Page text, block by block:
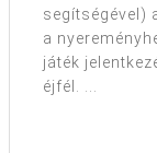
segítségével)
a
játék
éjfél. ...